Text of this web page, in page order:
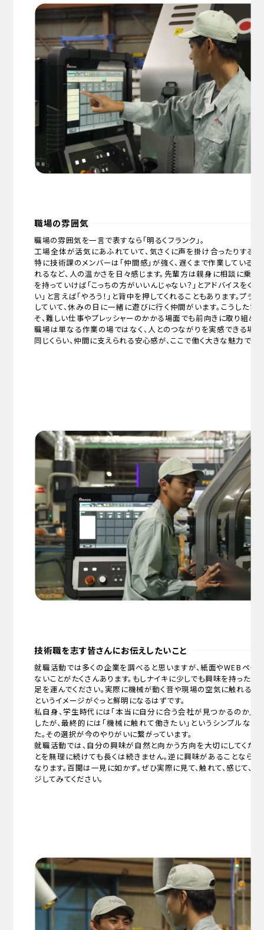
職場の雰囲気
職場の雰囲気を一言で表すなら「明るくフランク」。
工場全体が活気にあふれていて、気さくに声を掛け合ったりする雰
特に技術課のメンバーは「仲間感」が強く、遅くまで作業している
れるなど、人の温かさを日々感じます。先輩方は親身に相談に乗っ
を持っていけば「こっちの方がいいんじゃない？」とアドバイスをくれ
い」と言えば「やろう！」と背中を押してくれることもあります。プラ
していて、休みの日に一緒に遊びに行く仲間がいます。こうした雰
そ、難しい仕事やプレッシャーのかかる場面でも前向きに取り組め
職場は単なる作業の場ではなく、人とのつながりを実感できる場所
同じくらい、仲間に支えられる安心感が、ここで働く大きな魅力です。
技術職を志す皆さんにお伝えしたいこと
就職活動では多くの企業を調べると思いますが、紙面やWEBペー
ないことがたくさんあります。もしナイキに少しでも興味を持ったら
足を運んでください。実際に機械が動く音や現場の空気に触れること
というイメージがぐっと鮮明になるはずです。
私自身、学生時代には「本当に自分に合う会社が見つかるのか」と
したが、最終的には「機械に触れて働きたい」というシンプルな思
た。その選択が今のやりがいに繋がっています。
就職活動では、自分の興味が自然と向かう方向を大切にしてくださ
とを無理に続けても長くは続きません。逆に興味があることなら、
なります。百聞は一見に如かず。ぜひ実際に見て、触れて、感じて、
ジしてみてください。